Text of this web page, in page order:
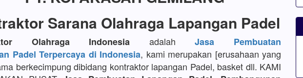
Sarana Olahraga Lapangan Padel
Olahraga Indonesia adalahJasa Pembuatan
Padel Terpercaya di Indonesia, kami merupakan [erusahaan yang
berkecimpung dibidang kontraktor lapangan Padel, basket dll. KAMI